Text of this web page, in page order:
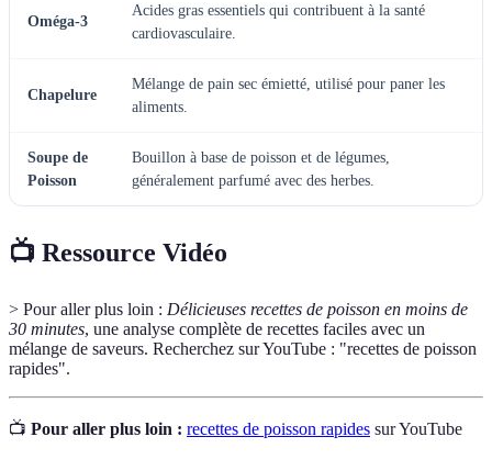
Oméga-3
Acides gras essentiels qui contribuent à la santé
cardiovasculaire.
Chapelure
Mélange de pain sec émietté, utilisé pour paner les
aliments.
Soupe de
Poisson
Bouillon à base de poisson et de légumes,
généralement parfumé avec des herbes.
📺 Ressource Vidéo
> Pour aller plus loin : Délicieuses recettes de poisson en moins de
30 minutes, une analyse complète de recettes faciles avec un
mélange de saveurs. Recherchez sur YouTube : "recettes de poisson
rapides".
📺 Pour aller plus loin : recettes de poisson rapides sur YouTube